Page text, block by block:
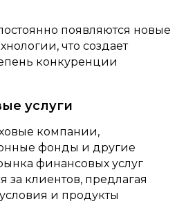
появляются новые
что создает
конкуренции
услуги
компании,
фонды и другие
финансовых услуг
за клиентов, предлагая
и продукты